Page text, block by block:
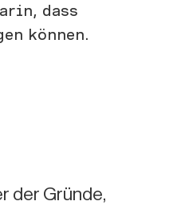
dass
können.
der Gründe,